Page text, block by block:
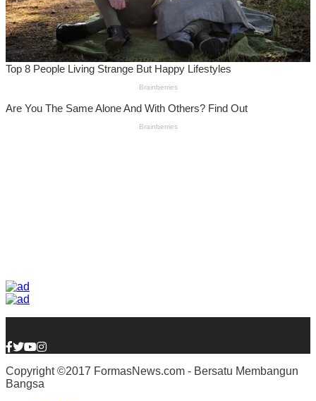
Copyright ©2017 FormasNews.com - Bersatu Membangun
Bangsa